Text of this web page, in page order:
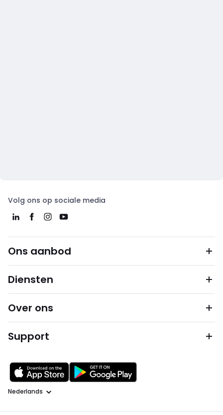
Volg ons op sociale media
Ons aanbod
Diensten
Over ons
Support
Taal